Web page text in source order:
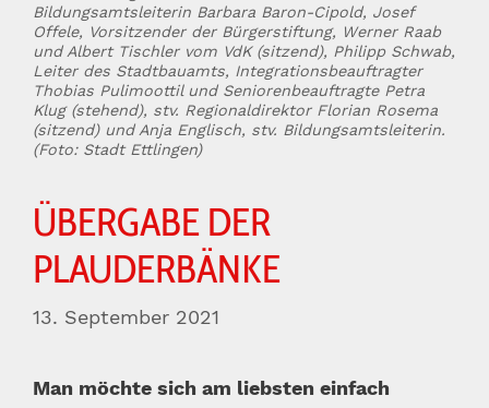
Bildungsamtsleiterin Barbara Baron-Cipold, Josef
Offele, Vorsitzender der Bürgerstiftung, Werner Raab
und Albert Tischler vom VdK (sitzend), Philipp Schwab,
Leiter des Stadtbauamts, Integrationsbeauftragter
Thobias Pulimoottil und Seniorenbeauftragte Petra
Klug (stehend), stv. Regionaldirektor Florian Rosema
(sitzend) und Anja Englisch, stv. Bildungsamtsleiterin.
(Foto: Stadt Ettlingen)
ÜBERGABE DER
PLAUDERBÄNKE
13. September 2021
Man möchte sich am liebsten einfach